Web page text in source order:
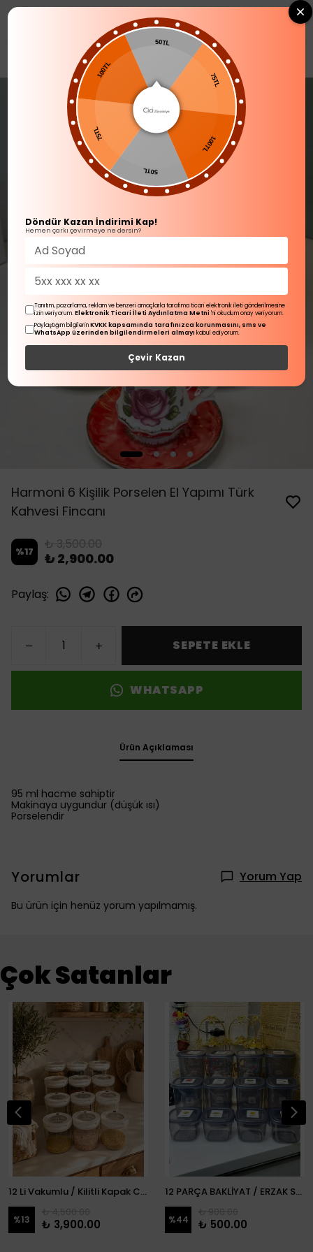
0
SOFRA ÜRÜNLERİ Kahve Fincanı Takımı
Harmoni 6 Kişilik Porselen El Yapımı Türk
Kahvesi Fincanı
%17 ₺ 3,500.00
₺ 2,900.00
Paylaş:
SEPETE EKLE
WHATSAPP
Ürün Açıklaması
95 ml hacme sahiptir
Makinaya uygundur (düşük ısı)
Porselendir
Yorumlar Yorum Yap
Bu ürün için henüz yorum yapılmamış.
Çok Satanlar
12 Li Vakumlu / Kilitli Kapak Cam Erzak Kabı / Kavanoz
%13 ₺ 3,900.00
12 PARÇA BAKLİYAT / ERZAK SETİ
%44 ₺ 500.00
50TL
75TL
100TL
50TL
75TL
100TL
Döndür Kazan İndirimi Kap!
Hemen çarkı çevirmeye ne dersin?
Tanıtım, pazarlama, reklam ve benzeri amaçlarla tarafıma ticari elektronik ileti gönderilmesine
izin veriyorum.Elektronik Ticari İleti Aydınlatma Metni 'ni okudum onay veriyorum.
Paylaştığım bilgilerinKVKK kapsamında tarafınızca korunmasını, sms ve
WhatsApp üzerinden bilgilendirmeleri almayı kabul ediyorum.
Çevir Kazan